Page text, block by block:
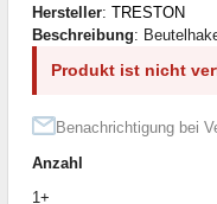
Hersteller: TRESTON
Beschreibung:
Produkt ist nicht
Benachrichtigung bei
Anzahl
1+